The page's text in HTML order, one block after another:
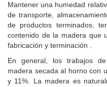
Mantener una humedad
de transporte,
de productos terminados,
contenido de la madera que
fabricación y terminación .
En general, los trabajos
madera secada al horno con
y 11%. La madera es